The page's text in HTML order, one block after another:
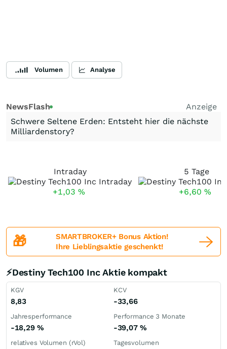
Volumen Analyse
NewsFlash
Anzeige
Schwere Seltene Erden: Entsteht hier die nächste
Milliardenstory?
Intraday
+1,03 %
5 Tage
+6,60 %
🎁
SMARTBROKER+ Bonus Aktion!
Ihre Lieblingsaktie geschenkt!
⚡Destiny Tech100 Inc Aktie kompakt
KGV
8,83
KCV
-33,66
Jahresperformance
-18,29 %
Performance 3 Monate
-39,07 %
relatives Volumen (rVol) Tagesvolumen